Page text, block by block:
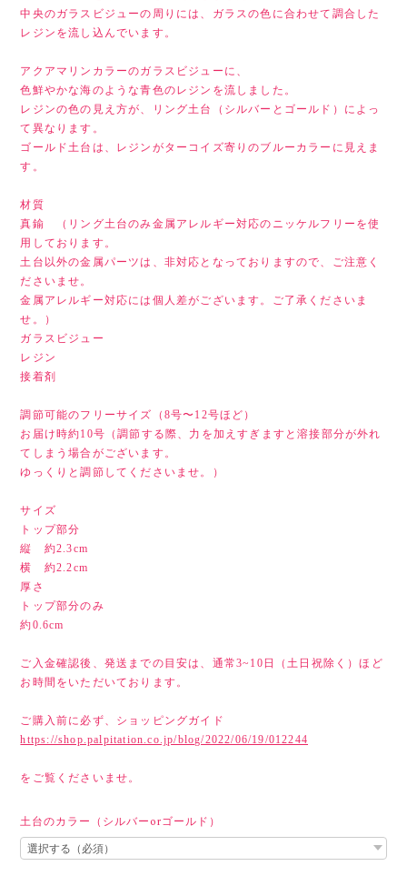
中央のガラスビジューの周りには、ガラスの色に合わせて調合した
レジンを流し込んでいます。
アクアマリンカラーのガラスビジューに、
色鮮やかな海のような青色のレジンを流しました。
レジンの色の見え方が、リング土台（シルバーとゴールド）によっ
て異なります。
ゴールド土台は、レジンがターコイズ寄りのブルーカラーに見えま
す。
材質
真鍮 （リング土台のみ金属アレルギー対応のニッケルフリーを使
用しております。
土台以外の金属パーツは、非対応となっておりますので、ご注意く
ださいませ。
金属アレルギー対応には個人差がございます。ご了承くださいま
せ。）
ガラスビジュー
レジン
接着剤
調節可能のフリーサイズ（8号〜12号ほど）
お届け時約10号（調節する際、力を加えすぎますと溶接部分が外れ
てしまう場合がございます。
ゆっくりと調節してくださいませ。）
サイズ
トップ部分
縦 約2.3cm
横 約2.2cm
厚さ
トップ部分のみ
約0.6cm
ご入金確認後、発送までの目安は、通常3~10日（土日祝除く）ほど
お時間をいただいております。
ご購入前に必ず、ショッピングガイド
https://shop.palpitation.co.jp/blog/2022/06/19/012244
をご覧くださいませ。
土台のカラー（シルバーorゴールド）